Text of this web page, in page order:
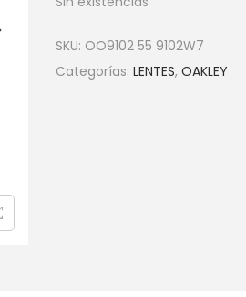
SKU: OO9102 55 9102W7
Categorías: LENTES, OAKLEY